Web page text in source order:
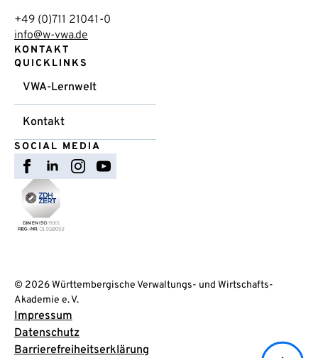
+49 (0)711 21041-0
info@w-vwa.de
KONTAKT
QUICKLINKS
VWA-Lernwelt
Kontakt
SOCIAL MEDIA
© 2026 Württembergische Verwaltungs- und Wirtschafts-
Akademie e. V.
Impressum
Datenschutz
Barrierefreiheitserklärung